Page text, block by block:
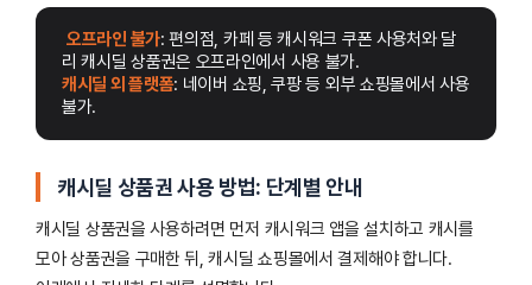
오프라인 불가: 편의점, 카페 등 캐시워크 쿠폰 사용처와 달
리 캐시딜 상품권은 오프라인에서 사용 불가.
캐시딜 외 플랫폼: 네이버 쇼핑, 쿠팡 등 외부 쇼핑몰에서 사용
불가.
캐시딜 상품권 사용 방법: 단계별 안내
캐시딜 상품권을 사용하려면 먼저 캐시워크 앱을 설치하고 캐시를
모아 상품권을 구매한 뒤, 캐시딜 쇼핑몰에서 결제해야 합니다.